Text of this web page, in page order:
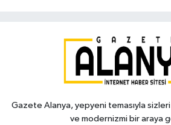
Gazete Alanya, yepyeni temasıyla
ve modernizmi bir araya